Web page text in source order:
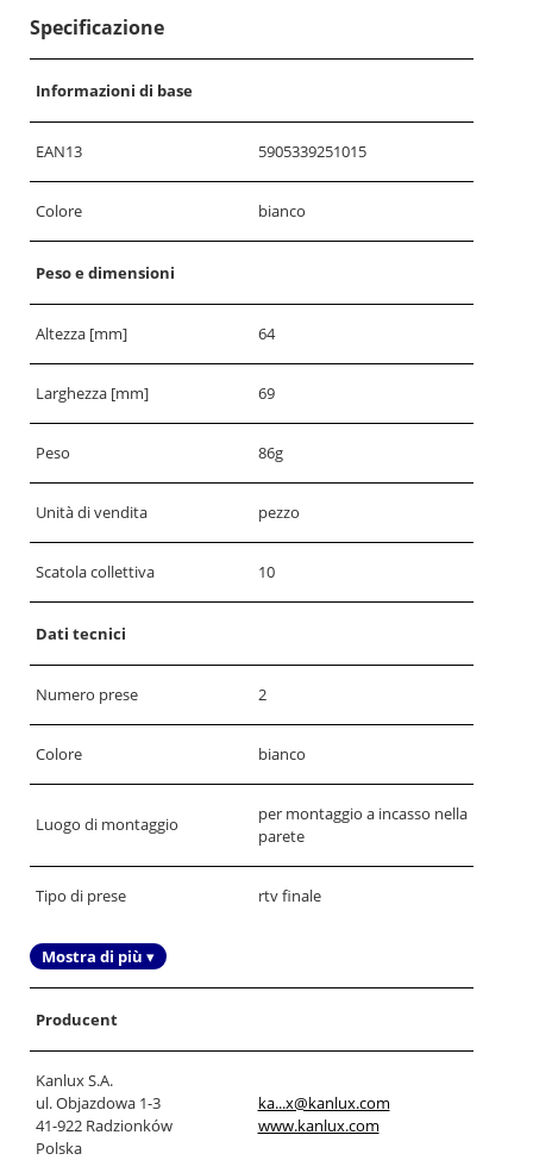
Specificazione
Informazioni di base
EAN13 5905339251015
Colore bianco
Peso e dimensioni
Altezza [mm] 64
Larghezza [mm] 69
Peso 86g
Unità di vendita pezzo
Scatola collettiva 10
Dati tecnici
Numero prese 2
Colore bianco
Luogo di montaggio
per montaggio a incasso nella
parete
Tipo di prese rtv finale
Mostra di più ▾
Producent
Kanlux S.A.
ul. Objazdowa 1-3
41-922 Radzionków
Polska
ka...x@kanlux.com
www.kanlux.com